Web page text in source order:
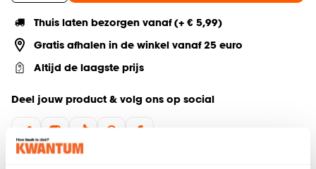
Thuis laten bezorgen vanaf (+ € 5,99)
Gratis afhalen in de winkel vanaf 25 euro
Altijd de laagste prijs
Deel jouw product & volg ons op social